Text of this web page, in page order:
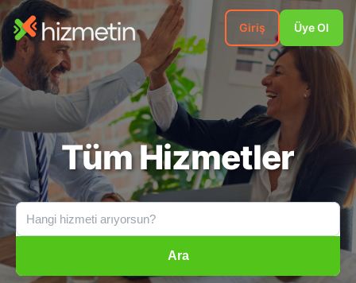
Giriş Üye Ol
Tüm Hizmetler
Ara